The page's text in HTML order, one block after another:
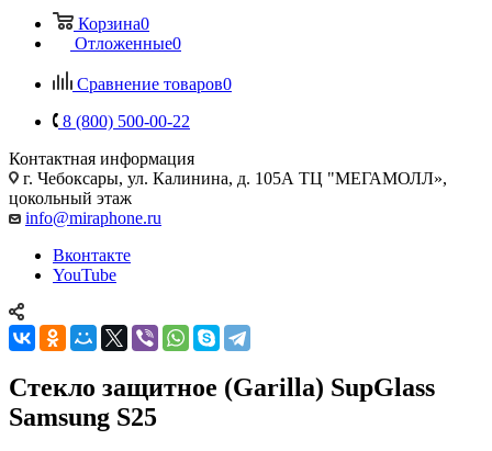
Корзина0
Отложенные0
Сравнение товаров0
8 (800) 500-00-22
Контактная информация
г. Чебоксары, ул. Калинина, д. 105А ТЦ "МЕГАМОЛЛ»,
цокольный этаж
info@miraphone.ru
Вконтакте
YouTube
Стекло защитное (Garilla) SupGlass
Samsung S25